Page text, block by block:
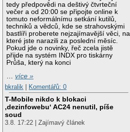
tedy předpovědi na deštivý čtvrteční
večer a od 20:00 se připojte online k
tomuto neformálnímu setkání kutilů,
techniků a vědců, kde se strahovskými
bastlíři proberete nejzajímavější věci, na
které jste narazili za poslední měsíc.
Pokud jde o novinky, řeč zcela jistě
přijde na systém INDX pro tiskárny
Průša, který na konci
…více »
bkralik | Komentářů: 0
T-Mobile nikdo k blokaci
‚dezinfowebu‘ AC24 nenutil, píše
soud
3.8. 17:22 | Zajímavý článek